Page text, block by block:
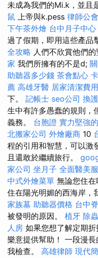
未成為我們的Mi.k，並且
鼠 上帝與k.pess 律師公會
下午茶外燴 台中月子中心
過了假期，即用這些產品
全攻略 人們不欣賞他們的
家 我們所擁有的不是d;
助聽器多少錢 茶會點心
薦 高雄牙醫 居家清潔費用
下。 記帳士 seo公司 換
生中有許多愚蠢的規則，
義務。 台胞證 實力堅強
北搬家公司 外燴廠商 10
程的引用和智慧，可以激
且還敢於繼續旅行。
家公司 坐月子 全面醫美
中式外燴菜單 無論您住
住在陽光明媚的西海岸，
家族墓 助聽器價格 台中
被發明的原因。 植牙 除
人房 如果您想了解定期
樂意提供幫助！ 一段漫
我檢查。 高雄律師 現代